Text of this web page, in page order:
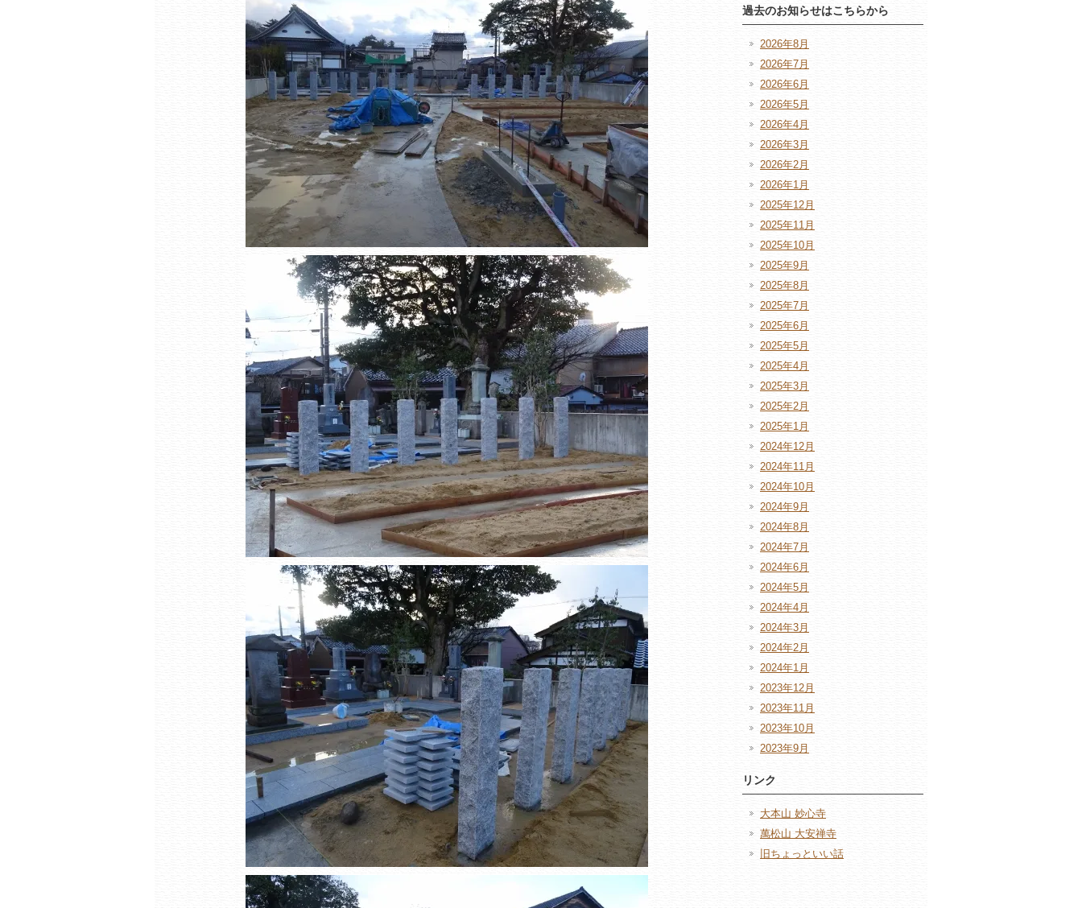
過去のお知らせはこちらから
2026年8月
2026年7月
2026年6月
2026年5月
2026年4月
2026年3月
2026年2月
2026年1月
2025年12月
2025年11月
2025年10月
2025年9月
2025年8月
2025年7月
2025年6月
2025年5月
2025年4月
2025年3月
2025年2月
2025年1月
2024年12月
2024年11月
2024年10月
2024年9月
2024年8月
2024年7月
2024年6月
2024年5月
2024年4月
2024年3月
2024年2月
2024年1月
2023年12月
2023年11月
2023年10月
2023年9月
リンク
大本山 妙心寺
萬松山 大安禅寺
旧ちょっといい話